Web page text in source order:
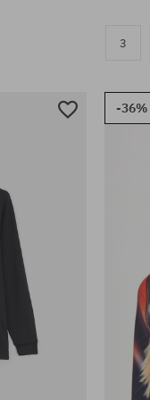
3
-36%